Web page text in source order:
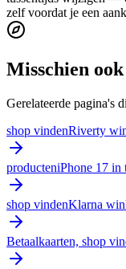
zelf voordat je een
Misschien
Gerelateerde pagina's
shop vindenRiverty
producteniPhone 17 in
shop vindenKlarna
Betaalkaarten, shop